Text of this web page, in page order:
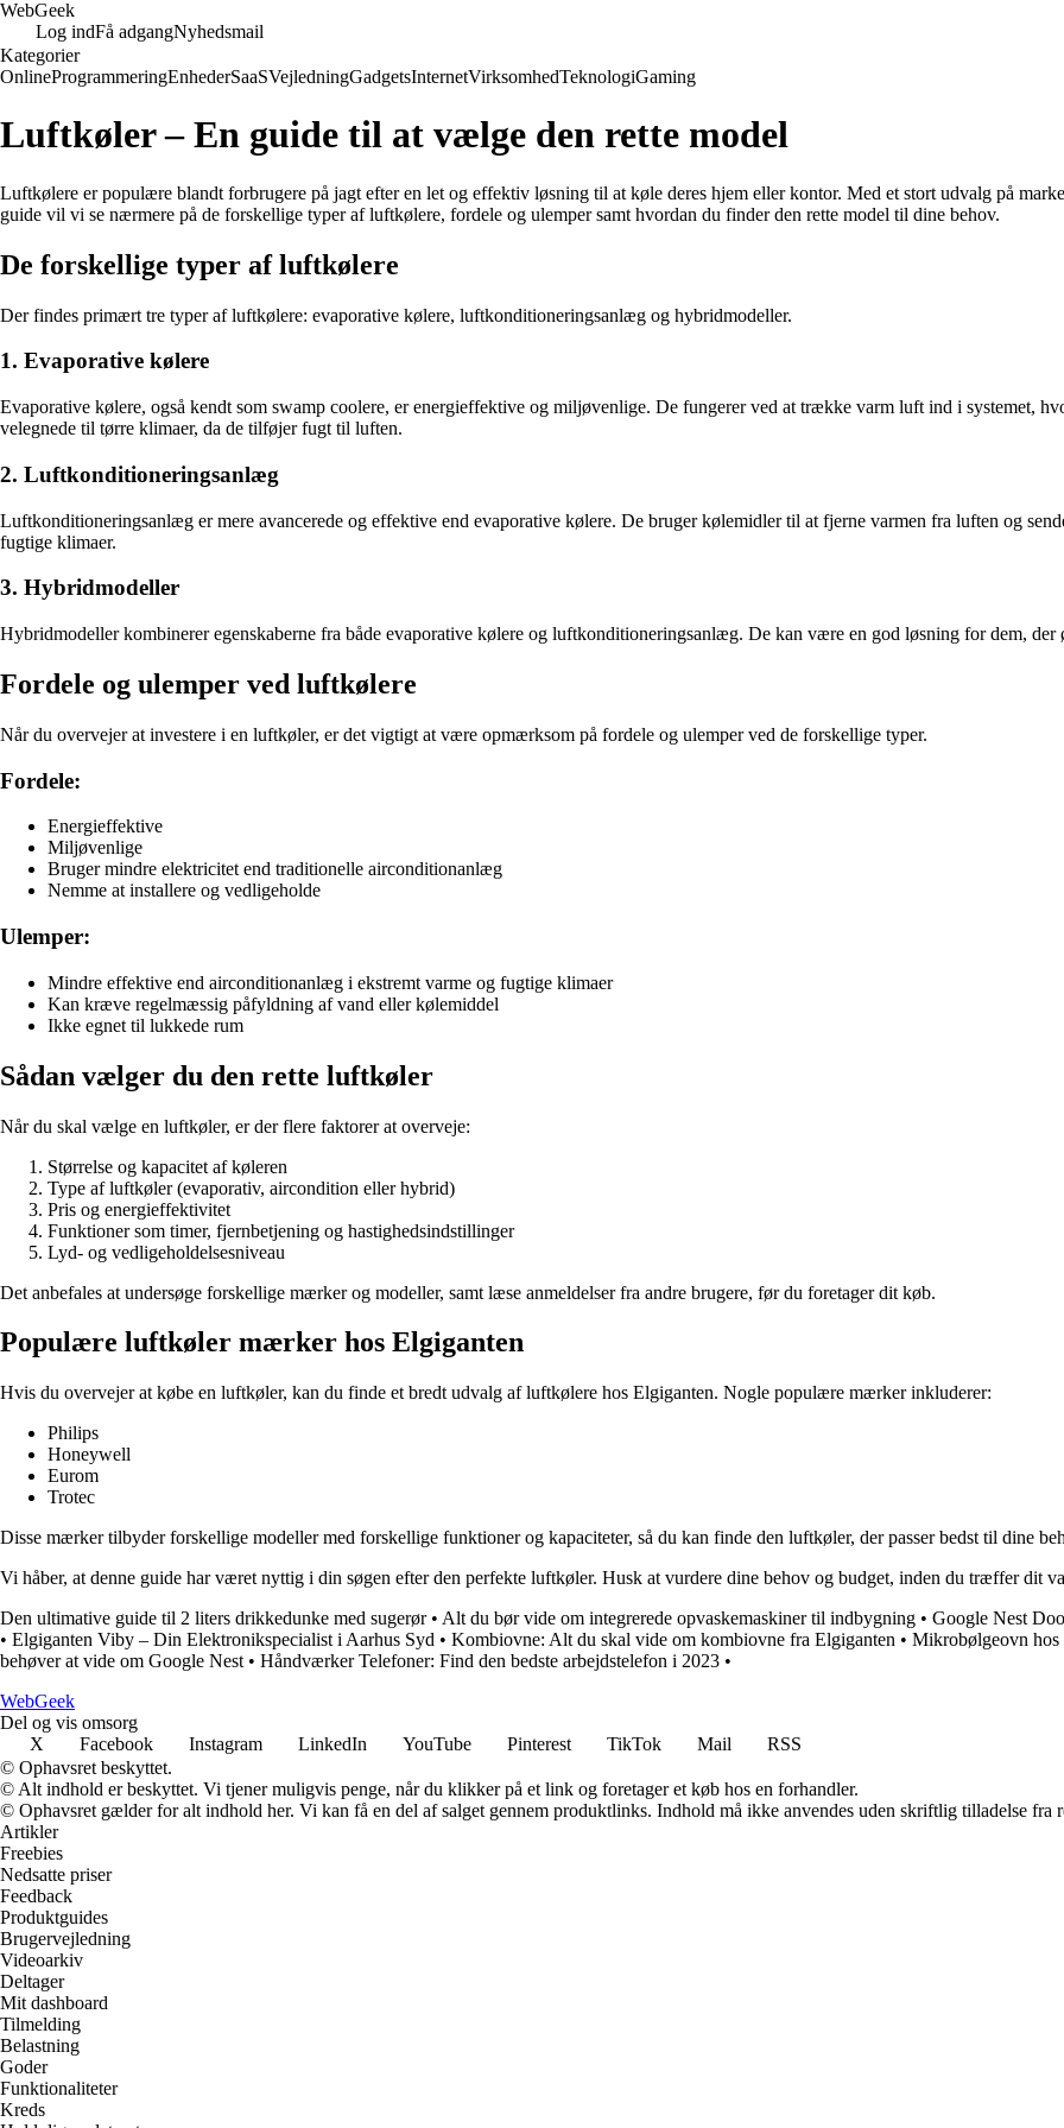
WebGeek
Log indFå adgangNyhedsmail
Kategorier
OnlineProgrammeringEnhederSaaSVejledningGadgetsInternetVirksomhedTeknologiGaming
Luftkøler – En guide til at vælge den rette model
Luftkølere er populære blandt forbrugere på jagt efter en let og effektiv løsning til at køle deres hjem eller kontor. Med et stort udvalg på
guide vil vi se nærmere på de forskellige typer af luftkølere, fordele og ulemper samt hvordan du finder den rette model til dine behov.
De forskellige typer af luftkølere
Der findes primært tre typer af luftkølere: evaporative kølere, luftkonditioneringsanlæg og hybridmodeller.
1. Evaporative kølere
Evaporative kølere, også kendt som swamp coolere, er energieffektive og miljøvenlige. De fungerer ved at trække varm luft ind i systemet,
velegnede til tørre klimaer, da de tilføjer fugt til luften.
2. Luftkonditioneringsanlæg
Luftkonditioneringsanlæg er mere avancerede og effektive end evaporative kølere. De bruger kølemidler til at fjerne varmen fra luften og
fugtige klimaer.
3. Hybridmodeller
Hybridmodeller kombinerer egenskaberne fra både evaporative kølere og luftkonditioneringsanlæg. De kan være en god løsning for dem,
Fordele og ulemper ved luftkølere
Når du overvejer at investere i en luftkøler, er det vigtigt at være opmærksom på fordele og ulemper ved de forskellige typer.
Fordele:
Energieffektive
Miljøvenlige
Bruger mindre elektricitet end traditionelle airconditionanlæg
Nemme at installere og vedligeholde
Ulemper:
Mindre effektive end airconditionanlæg i ekstremt varme og fugtige klimaer
Kan kræve regelmæssig påfyldning af vand eller kølemiddel
Ikke egnet til lukkede rum
Sådan vælger du den rette luftkøler
Når du skal vælge en luftkøler, er der flere faktorer at overveje:
Størrelse og kapacitet af køleren
Type af luftkøler (evaporativ, aircondition eller hybrid)
Pris og energieffektivitet
Funktioner som timer, fjernbetjening og hastighedsindstillinger
Lyd- og vedligeholdelsesniveau
Det anbefales at undersøge forskellige mærker og modeller, samt læse anmeldelser fra andre brugere, før du foretager dit køb.
Populære luftkøler mærker hos Elgiganten
Hvis du overvejer at købe en luftkøler, kan du finde et bredt udvalg af luftkølere hos Elgiganten. Nogle populære mærker inkluderer:
Philips
Honeywell
Eurom
Trotec
Disse mærker tilbyder forskellige modeller med forskellige funktioner og kapaciteter, så du kan finde den luftkøler, der passer bedst til dine
Vi håber, at denne guide har været nyttig i din søgen efter den perfekte luftkøler. Husk at vurdere dine behov og budget, inden du træffer dit
Den ultimative guide til 2 liters drikkedunke med sugerør• Alt du bør vide om integrerede opvaskemaskiner til indbygning • Google Nest
• Elgiganten Viby – Din Elektronikspecialist i Aarhus Syd • Kombiovne: Alt du skal vide om kombiovne fra Elgiganten • Mikrobølgeovn hos
behøver at vide om Google Nest • Håndværker Telefoner: Find den bedste arbejdstelefon i 2023 •
WebGeek
Del og vis omsorg
X
Facebook Instagram LinkedIn YouTube Pinterest TikTok Mail
RSS
© Ophavsret beskyttet.
© Alt indhold er beskyttet. Vi tjener muligvis penge, når du klikker på et link og foretager et køb hos en forhandler.
© Ophavsret gælder for alt indhold her. Vi kan få en del af salget gennem produktlinks. Indhold må ikke anvendes uden skriftlig tilladelse fra
Artikler
Freebies
Nedsatte priser
Feedback
Produktguides
Brugervejledning
Videoarkiv
Deltager
Mit dashboard
Tilmelding
Belastning
Goder
Funktionaliteter
Kreds